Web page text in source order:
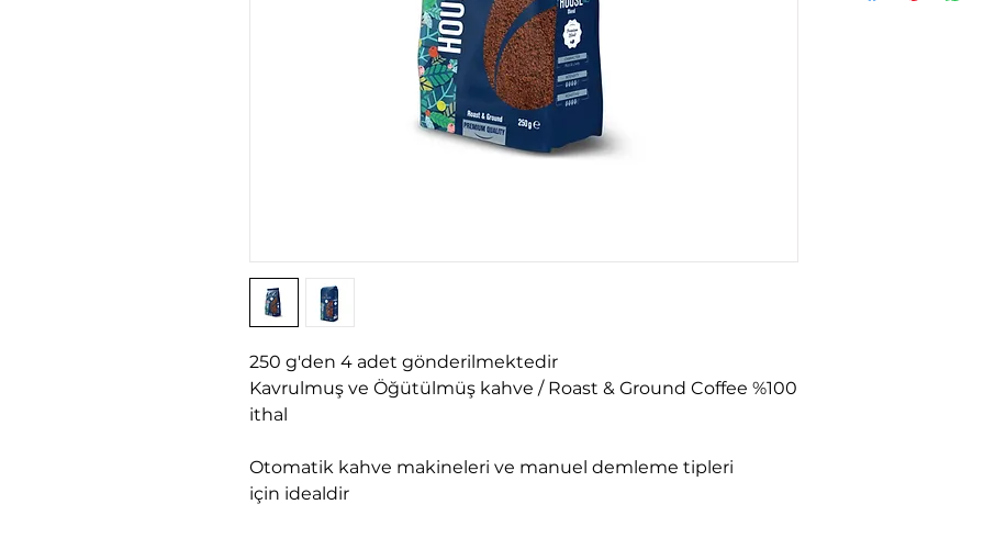
250 g'den 4 adet gönderilmektedir
Kavrulmuş ve Öğütülmüş kahve / Roast & Ground Coffee %100
ithal
Otomatik kahve makineleri ve manuel demleme tipleri
için idealdir